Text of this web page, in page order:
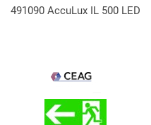
491090 AccuLux IL 500 LED